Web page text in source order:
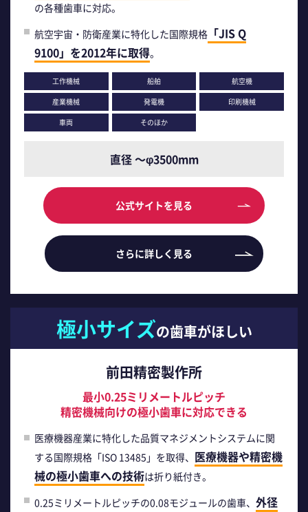
の各種歯車に対応。
航空宇宙・防衛産業に特化した国際規格 「JIS Q
9100」を2012年に取得。
工作機械 船舶
航空機
産業機械
発電機
印刷機械
車両
そのほか
直径 ～φ3500mm
公式サイトを見る
さらに詳しく見る
極小サイズの歯車がほしい
前田精密製作所
最小0.25ミリメートルピッチ
精密機械向けの極小歯車に対応できる
医療機器産業に特化した品質マネジメントシステムに関
する国際規格「ISO 13485」を取得、 医療機器や精密機
械の極小歯車への技術は折り紙付き。
0.25ミリメートルピッチの0.08モジュールの歯車、 外径